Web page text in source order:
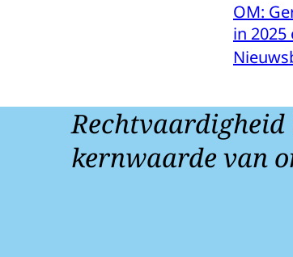
OM:
in
Rechtvaardigheid
kernwaarde van